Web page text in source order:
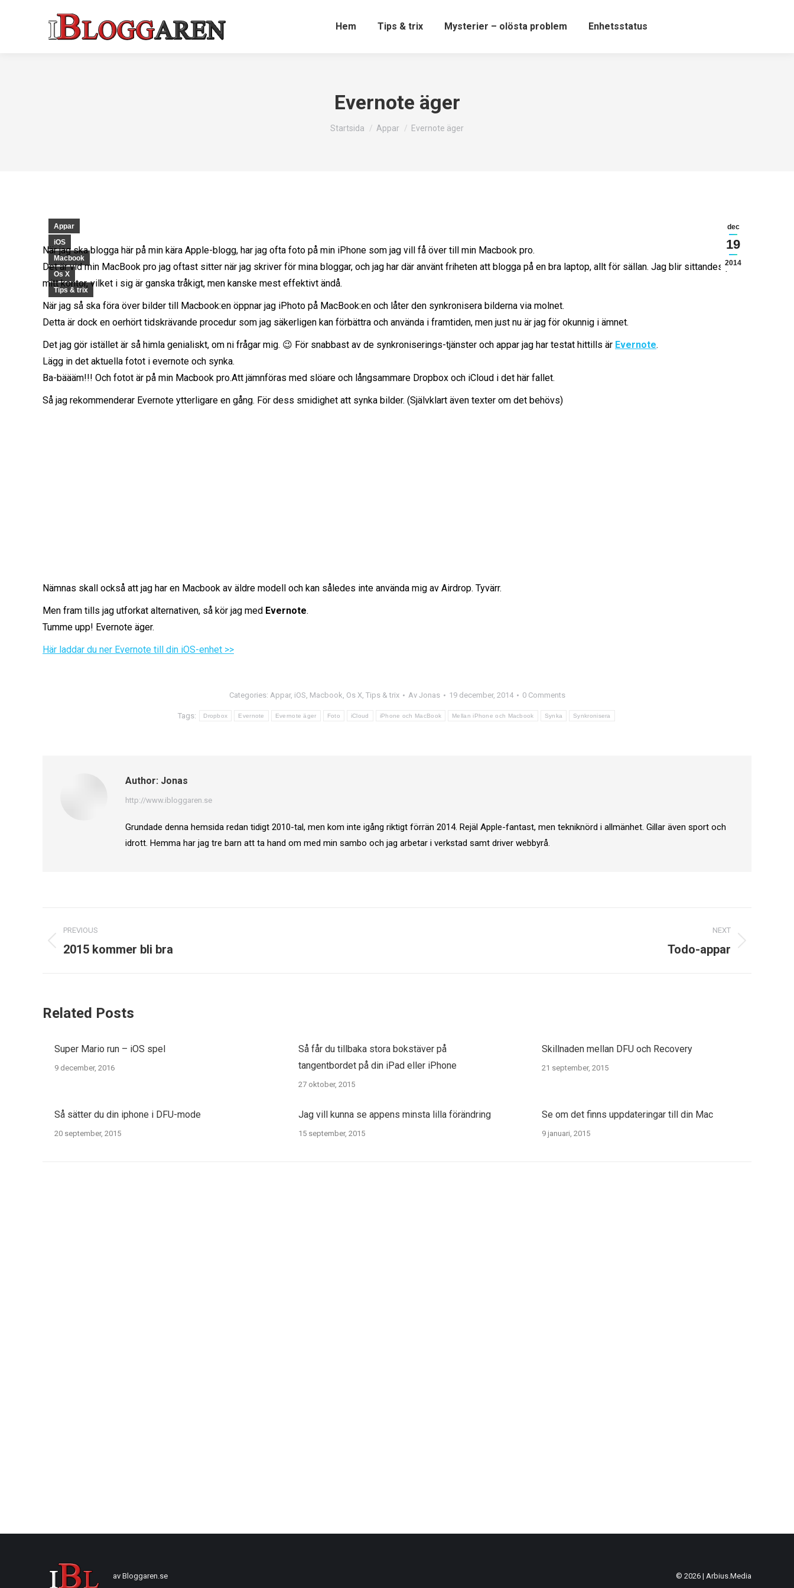
Hem Tips & trix Mysterier – olösta problem Enhetsstatus
Evernote äger
Du är här:
Startsida Appar Evernote äger
dec
19
2014
Appar
iOS
Macbook
Os X
Tips & trix
När jag ska blogga här på min kära Apple-blogg, har jag ofta foto på min iPhone som jag vill få över till min Macbook pro.
Det är vid min MacBook pro jag oftast sitter när jag skriver för mina bloggar, och jag har där använt friheten att blogga på en bra laptop, allt för sällan. Jag blir sittandes på
mitt kontor, vilket i sig är ganska tråkigt, men kanske mest effektivt ändå.
När jag så ska föra över bilder till Macbook:en öppnar jag iPhoto på MacBook:en och låter den synkronisera bilderna via molnet.
Detta är dock en oerhört tidskrävande procedur som jag säkerligen kan förbättra och använda i framtiden, men just nu är jag för okunnig i ämnet.
Det jag gör istället är så himla genialiskt, om ni frågar mig. 😉 För snabbast av de synkroniserings-tjänster och appar jag har testat hittills är Evernote.
Lägg in det aktuella fotot i evernote och synka.
Ba-bäääm!!! Och fotot är på min Macbook pro.Att jämnföras med slöare och långsammare Dropbox och iCloud i det här fallet.
Så jag rekommenderar Evernote ytterligare en gång. För dess smidighet att synka bilder. (Självklart även texter om det behövs)
Nämnas skall också att jag har en Macbook av äldre modell och kan således inte använda mig av Airdrop. Tyvärr.
Men fram tills jag utforkat alternativen, så kör jag med Evernote.
Tumme upp! Evernote äger.
Här laddar du ner Evernote till din iOS-enhet >>
Categories: Appar, iOS, Macbook, Os X, Tips & trix Av Jonas 19 december, 2014 0 Comments
Tags: Dropbox Evernote Evernote äger Foto iCloud iPhone och MacBook Mellan iPhone och Macbook Synka Synkronisera
Author: Jonas
http://www.ibloggaren.se
Grundade denna hemsida redan tidigt 2010-tal, men kom inte igång riktigt förrän 2014. Rejäl Apple-fantast, men tekniknörd i allmänhet. Gillar även sport och
idrott. Hemma har jag tre barn att ta hand om med min sambo och jag arbetar i verkstad samt driver webbyrå.
navigation
PREVIOUS
Previous
2015 kommer bli bra
NEXT
Todo-appar
Related Posts
Super Mario run – iOS spel
9 december, 2016
Så får du tillbaka stora bokstäver på
tangentbordet på din iPad eller iPhone
27 oktober, 2015
Skillnaden mellan DFU och Recovery
21 september, 2015
Så sätter du din iphone i DFU-mode
20 september, 2015
Jag vill kunna se appens minsta lilla förändring
15 september, 2015
Se om det finns uppdateringar till din Mac
9 januari, 2015
av Bloggaren.se © 2026 | Arbius.Media